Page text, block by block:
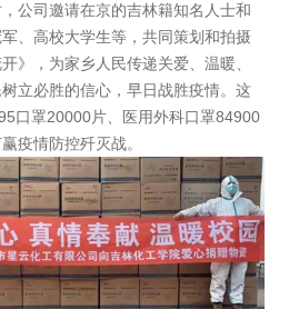
公司邀请在京的吉林籍知名人士和
、高校大学生等，共同策划和拍摄
》，为家乡人民传递关爱、温暖、
立必胜的信心，早日战胜疫情。这
口罩20000片、医用外科口罩84900
疫情防控歼灭战。